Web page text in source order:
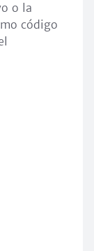
o la
código